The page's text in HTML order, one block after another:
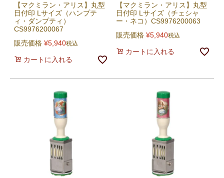
【マクミラン・アリス】丸型
日付印 Lサイズ（ハンプテ
ィ・ダンプティ）
CS9976200067
販売価格 ¥5,940税込
カートに入れる
【マクミラン・アリス】丸型
日付印 Lサイズ（チェシャ
ー・ネコ）CS9976200063
販売価格 ¥5,940税込
カートに入れる